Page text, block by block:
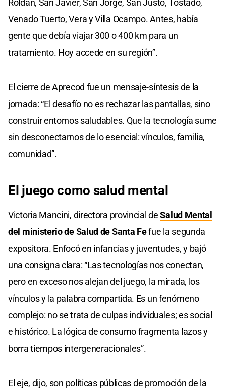
Venado Tuerto, Vera y Villa Ocampo. Antes, había
gente que debía viajar 300 o 400 km para un
tratamiento. Hoy accede en su región”.
El cierre de Aprecod fue un mensaje-síntesis de la
jornada: “El desafío no es rechazar las pantallas, sino
construir entornos saludables. Que la tecnología sume
sin desconectarnos de lo esencial: vínculos, familia,
comunidad”.
El juego como salud mental
Victoria Mancini, directora provincial deSalud Mental
del ministerio de Salud de Santa Fefue la segunda
expositora. Enfocó en infancias y juventudes, y bajó
una consigna clara: “Las tecnologías nos conectan,
pero en exceso nos alejan del juego, la mirada, los
vínculos y la palabra compartida. Es un fenómeno
complejo: no se trata de culpas individuales; es social
e histórico. La lógica de consumo fragmenta lazos y
borra tiempos intergeneracionales”.
El eje, dijo, son políticas públicas de promoción de la